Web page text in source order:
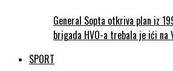
General Sopta otkriva plan iz
brigada HVO-a trebala je ići na
SPORT